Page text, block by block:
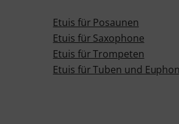
Etuis für Posaunen
Etuis für Saxophone
Etuis für Trompeten
Etuis für Tuben und